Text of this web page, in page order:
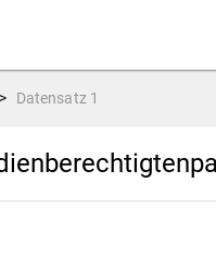
> Datensatz 1